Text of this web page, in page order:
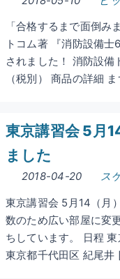
「合格するまで面倒み
トコム著 『消防設備
されました！ 消防設
（税別） 商品の詳細
東京講習会 5月
ました
2018-04-20
ス
東京講習会 5月14（月
数のため広い部屋に変
ちしています。 日程
東京都千代田区 紀尾井